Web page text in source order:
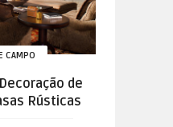
CAMPO
de
Rústicas